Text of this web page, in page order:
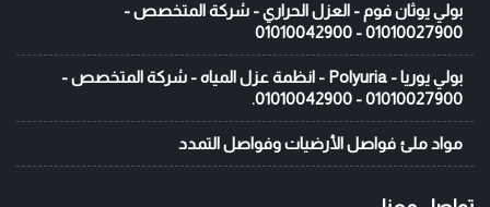
بولي يوثان فوم - العزل الحراري - شركة المتخصص -
01010027900 - 01010042900
بولي يوريا - Polyuria - انظمة عزل المياه - شركة المتخصص -
01010027900 - 01010042900.
مواد ملئ فواصل الأرضيات وفواصل التمدد